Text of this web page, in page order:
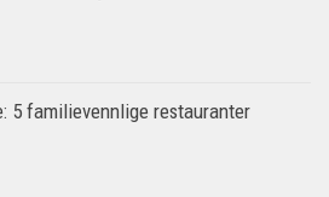
5 familievennlige restauranter